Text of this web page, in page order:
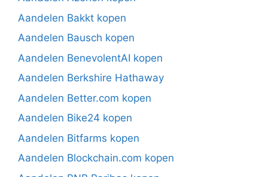
Aandelen Bakkt kopen
Aandelen Bausch kopen
Aandelen BenevolentAI kopen
Aandelen Berkshire Hathaway
Aandelen Better.com kopen
Aandelen Bike24 kopen
Aandelen Bitfarms kopen
Aandelen Blockchain.com kopen